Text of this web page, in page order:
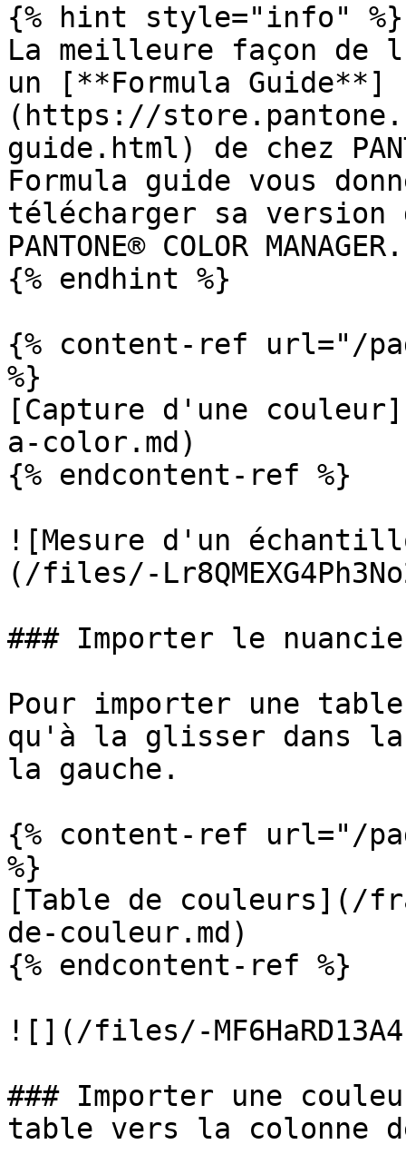
{% hint style="info" %}
La meilleure façon
un [**Formula Guide**]
(https://
guide.html) de chez
Formula guide vous
télécharger sa
PANTONE® COLOR MANAGER.
{% endhint %}
{% content-ref url="/
%}
[Capture d'une
a-color.md)
{% endcontent-ref %}
![Mesure d'un
(/files/-
### Importer le nuancier
Pour importer une
qu'à la glisser dans
la gauche.
{% content-ref url="/
%}
[Table de couleurs](/
de-couleur.md)
{% endcontent-ref %}
![](/files/-
### Importer une
table vers la colonne